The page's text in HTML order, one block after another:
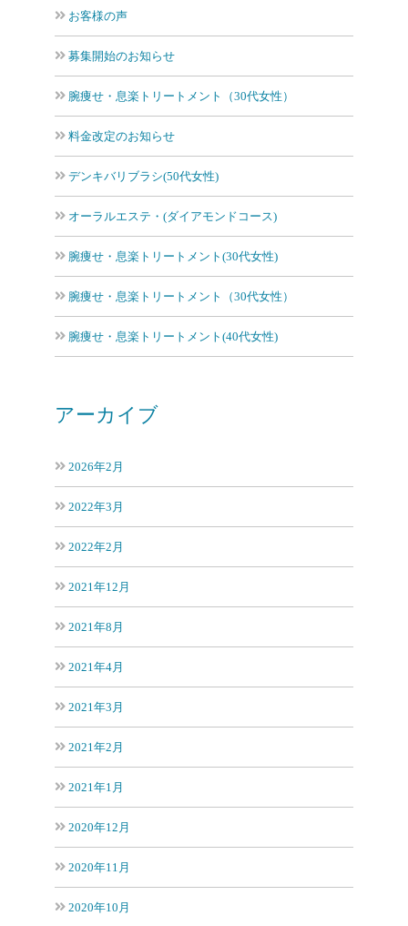
お客様の声
募集開始のお知らせ
腕痩せ・息楽トリートメント（30代女性）
料金改定のお知らせ
デンキバリブラシ(50代女性)
オーラルエステ・(ダイアモンドコース)
腕痩せ・息楽トリートメント(30代女性)
腕痩せ・息楽トリートメント（30代女性）
腕痩せ・息楽トリートメント(40代女性)
アーカイブ
2026年2月
2022年3月
2022年2月
2021年12月
2021年8月
2021年4月
2021年3月
2021年2月
2021年1月
2020年12月
2020年11月
2020年10月